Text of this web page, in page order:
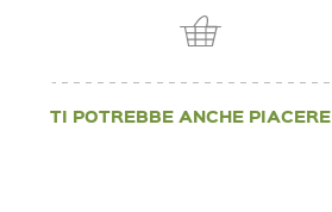
TI POTREBBE ANCHE PIACERE